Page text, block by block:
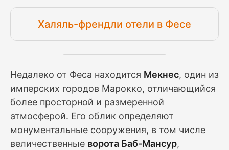
Халяль-френдли отели в Фесе
Недалеко от Феса находится Мекнес, один из
имперских городов Марокко, отличающийся
более просторной и размеренной
атмосферой. Его облик определяют
монументальные сооружения, в том числе
величественные ворота Баб-Мансур,